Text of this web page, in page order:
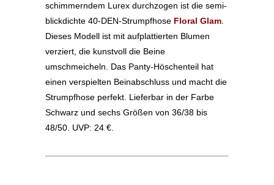
schimmerndem Lurex durchzogen ist die semi-
blickdichte 40-DEN-Strumpfhose Floral Glam
Dieses Modell ist mit aufplattierten Blumen
verziert, die kunstvoll die Beine
umschmeicheln. Das Panty-Höschenteil hat
einen verspielten Beinabschluss und macht die
Strumpfhose perfekt. Lieferbar in der Farbe
Schwarz und sechs Größen von 36/38 bis
48/50. UVP: 24 €.